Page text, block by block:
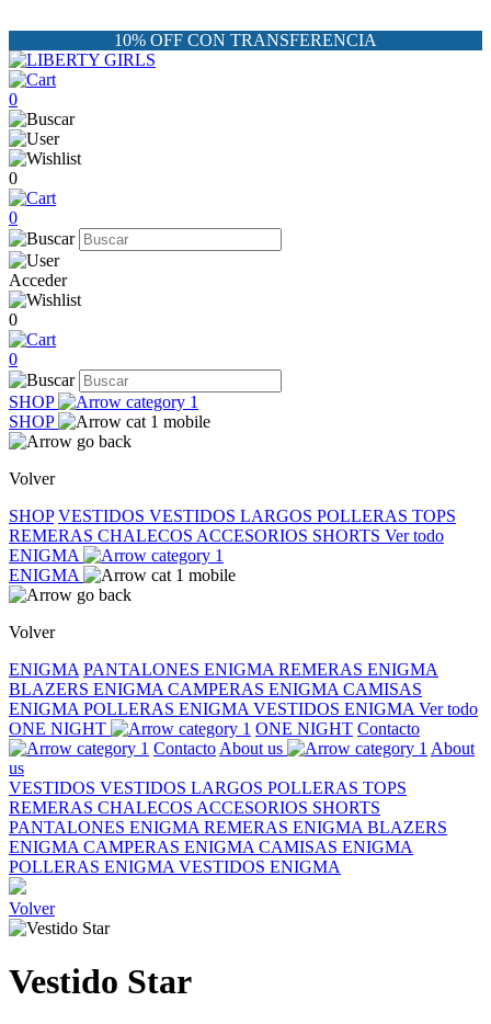
10% OFF CON TRANSFERENCIA
0
0
0
Acceder
0
0
SHOP
SHOP
Volver
SHOP VESTIDOS VESTIDOS LARGOS POLLERAS TOPS
REMERAS CHALECOS ACCESORIOS SHORTS Ver todo
ENIGMA
ENIGMA
Volver
ENIGMA PANTALONES ENIGMA REMERAS ENIGMA
BLAZERS ENIGMA CAMPERAS ENIGMA CAMISAS
ENIGMA POLLERAS ENIGMA VESTIDOS ENIGMA Ver todo
ONE NIGHT
ONE NIGHT Contacto
Contacto About us
About
us
VESTIDOS VESTIDOS LARGOS POLLERAS TOPS
REMERAS CHALECOS ACCESORIOS SHORTS
PANTALONES ENIGMA REMERAS ENIGMA BLAZERS
ENIGMA CAMPERAS ENIGMA CAMISAS ENIGMA
POLLERAS ENIGMA VESTIDOS ENIGMA
Volver
Vestido Star